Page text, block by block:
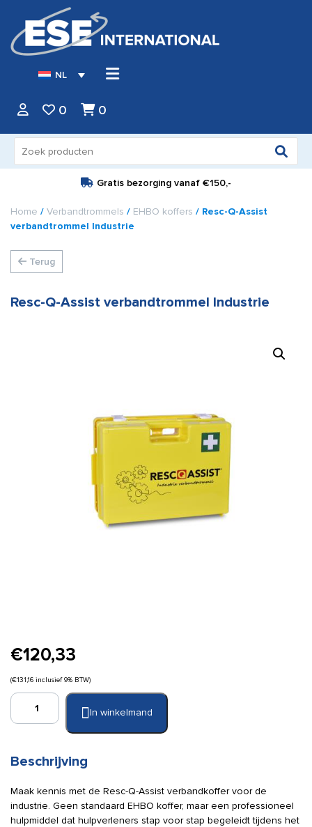
NL
0 0
naar:
Gratis bezorging vanaf €150,-
Home / Verbandtrommels / EHBO koffers / Resc-Q-Assist
verbandtrommel Industrie
Terug
Resc-Q-Assist verbandtrommel Industrie
€120,33
(€131,16 inclusief 9% BTW)
Resc-
Industrie
In winkelmand
Beschrijving
Maak kennis met de Resc-Q-Assist verbandkoffer voor de
industrie. Geen standaard EHBO koffer, maar een professioneel
hulpmiddel dat hulpverleners stap voor stap begeleidt tijdens het